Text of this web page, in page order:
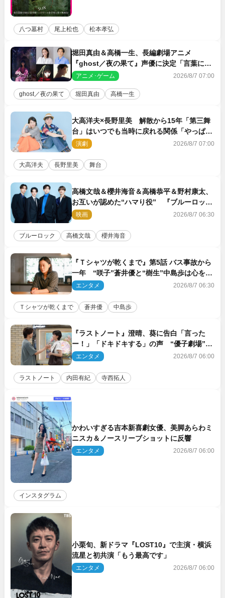
八つ墓村 尾上松也 松本孝弘
堀田真由＆高橋一生、長編劇場アニメ
『ghost／夜の果て』声優に決定「言葉には
できない沢山の感情を思い出しました」
アニメ･ゲーム 2026/8/7 07:00
ghost／夜の果て 堀田真由 高橋一生
大高洋夫×長野里美 解散から15年「第三舞
台」はいつでも当時に戻れる関係「やっぱり
他の方たちとは違います」
演劇 2026/8/7 07:00
大高洋夫 長野里美 舞台
高橋文哉＆櫻井海音＆高橋恭平＆野村康太、
お互いが認めた“ハマり役” 『ブルーロッ
ク』で築いた最高のチームワーク
映画 2026/8/7 06:30
ブルーロック 高橋文哉 櫻井海音
『Ｔシャツが乾くまで』第5話 バス事故から
一年 “咲子”蒼井優と“樹生”中島歩は心を許
しあえる関係に
エンタメ 2026/8/7 06:30
Ｔシャツが乾くまで 蒼井優 中島歩
『ラストノート』澄晴、葵に告白「言った
ー！」「ドキドキする」の声 “優子劇場”も
話題
エンタメ 2026/8/7 06:00
ラストノート 内田有紀 寺西拓人
かわいすぎる吉本新喜劇女優、美脚あらわミ
ニスカ＆ノースリーブショットに反響
エンタメ 2026/8/7 06:00
インスタグラム
小栗旬、新ドラマ『LOST10』で主演・横浜
流星と初共演「もう最高です」
エンタメ 2026/8/7 06:00